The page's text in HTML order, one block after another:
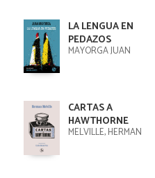
LA LENGUA EN
PEDAZOS
MAYORGA JUAN
CARTAS A
HAWTHORNE
MELVILLE, HERMAN